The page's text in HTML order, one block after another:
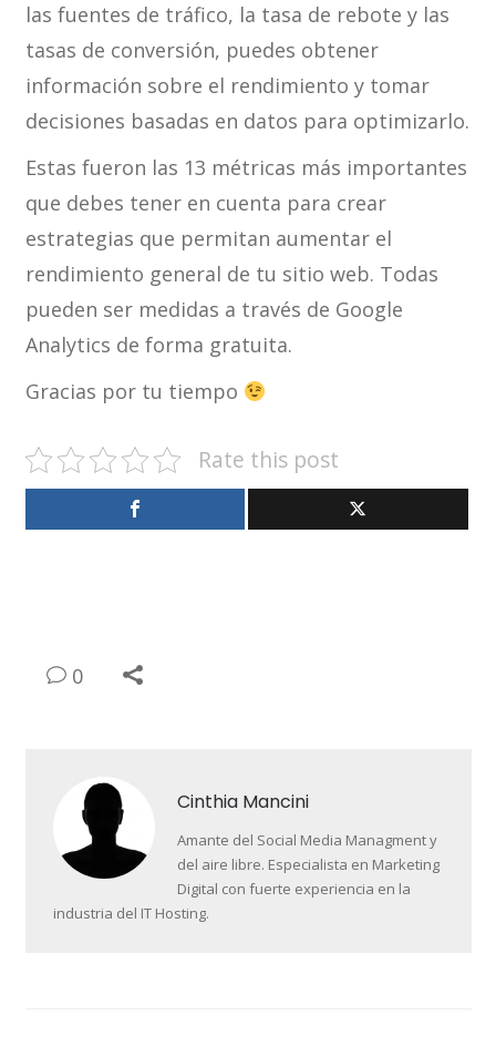
las fuentes de tráfico, la tasa de rebote y las
tasas de conversión, puedes obtener
información sobre el rendimiento y tomar
decisiones basadas en datos para optimizarlo.
Estas fueron las 13 métricas más importantes
que debes tener en cuenta para crear
estrategias que permitan aumentar el
rendimiento general de tu sitio web. Todas
pueden ser medidas a través de Google
Analytics de forma gratuita.
Gracias por tu tiempo
Rate this post
0
Cinthia Mancini
Amante del Social Media Managment y
del aire libre. Especialista en Marketing
Digital con fuerte experiencia en la
industria del IT Hosting.